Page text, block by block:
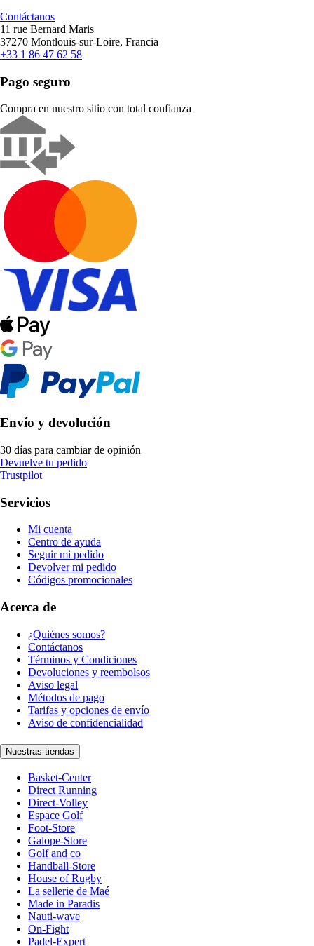
Contáctanos
11 rue Bernard Maris
37270 Montlouis-sur-Loire, Francia
+33 1 86 47 62 58
Pago seguro
Compra en nuestro sitio con total confianza
Envío y devolución
30 días para cambiar de opinión
Devuelve tu pedido
Trustpilot
Servicios
Mi cuenta
Centro de ayuda
Seguir mi pedido
Devolver mi pedido
Códigos promocionales
Acerca de
¿Quiénes somos?
Contáctanos
Términos y Condiciones
Devoluciones y reembolsos
Aviso legal
Métodos de pago
Tarifas y opciones de envío
Aviso de confidencialidad
Nuestras tiendas
Basket-Center
Direct Running
Direct-Volley
Espace Golf
Foot-Store
Galope-Store
Golf and co
Handball-Store
House of Rugby
La sellerie de Maé
Made in Paradis
Nauti-wave
On-Fight
Padel-Expert